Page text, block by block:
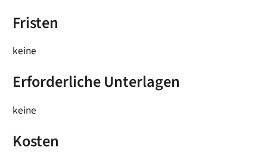
Fristen
keine
Erforderliche Unterlagen
keine
Kosten